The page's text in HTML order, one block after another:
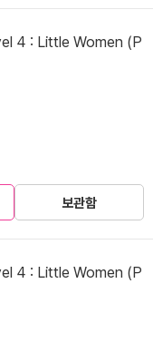
4 : Little Women (P
보관함
4 : Little Women (P